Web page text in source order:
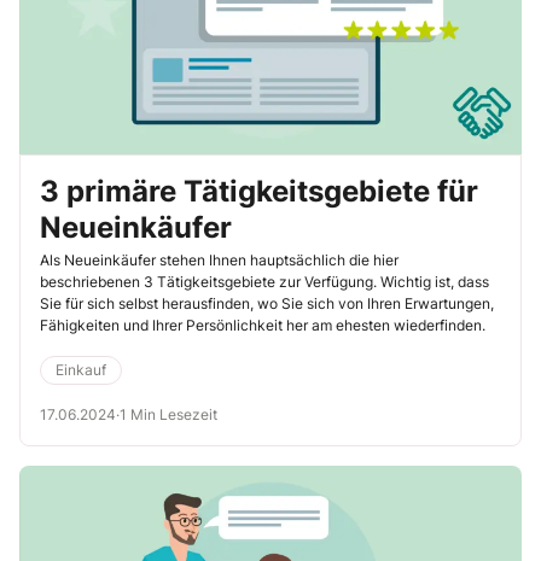
3 primäre Tätigkeitsgebiete für
Neueinkäufer
Als Neueinkäufer stehen Ihnen hauptsächlich die hier
beschriebenen 3 Tätigkeitsgebiete zur Verfügung. Wichtig ist, dass
Sie für sich selbst herausfinden, wo Sie sich von Ihren Erwartungen,
Fähigkeiten und Ihrer Persönlichkeit her am ehesten wiederfinden.
Einkauf
17.06.2024·1 Min Lesezeit